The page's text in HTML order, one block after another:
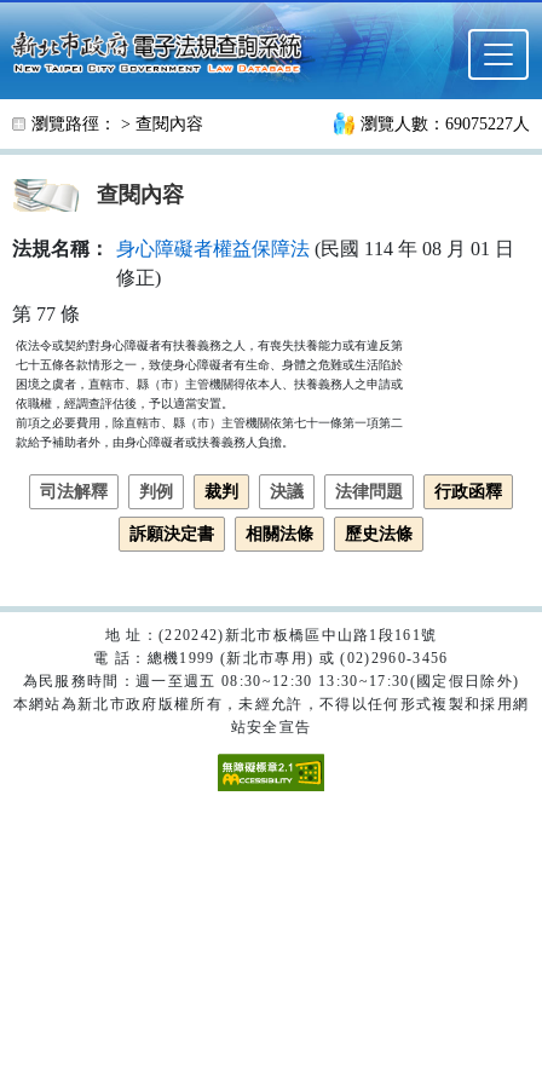
跳至主要內容
瀏覽路徑： > 查閱內容 瀏覽人數：69075227人
查閱內容
法規名稱： 身心障礙者權益保障法 (民國 114 年 08 月 01 日
修正)
第 77 條
依法令或契約對身心障礙者有扶養義務之人，有喪失扶養能力或有違反第
七十五條各款情形之一，致使身心障礙者有生命、身體之危難或生活陷於
困境之虞者，直轄市、縣（市）主管機關得依本人、扶養義務人之申請或
依職權，經調查評估後，予以適當安置。
前項之必要費用，除直轄市、縣（市）主管機關依第七十一條第一項第二
款給予補助者外，由身心障礙者或扶養義務人負擔。
司法解釋 判例 裁判 決議 法律問題 行政函釋
訴願決定書 相關法條 歷史法條
地 址：(220242)新北市板橋區中山路1段161號
電 話：總機1999 (新北市專用) 或 (02)2960-3456
為民服務時間：週一至週五 08:30~12:30 13:30~17:30(國定假日除外)
本網站為新北市政府版權所有，未經允許，不得以任何形式複製和採用網
站安全宣告